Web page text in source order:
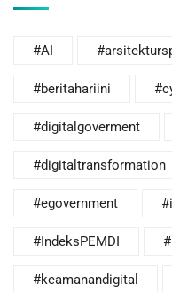
#AI
#beritahariini
#digitalgoverment
#digitaltransformation
#egovernment
#IndeksPEMDI
#keamanandigital